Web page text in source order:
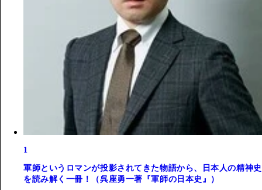
1
軍師というロマンが投影されてきた物語から、日本人の精神史
を読み解く一冊！（呉座勇一著『軍師の日本史』）